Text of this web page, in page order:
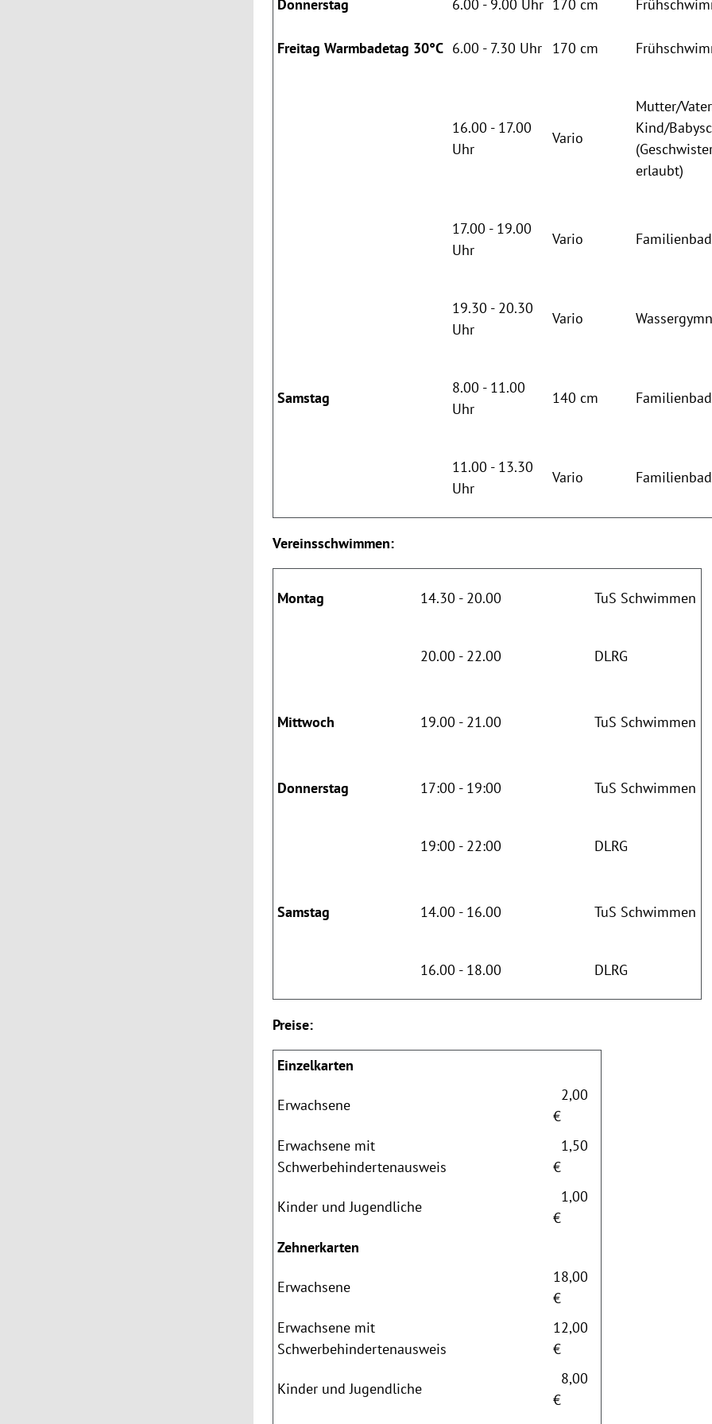
Donnerstag 6.00 - 9.00 Uhr 170 cm
Freitag Warmbadetag 30°C 6.00 - 7.30 Uhr 170 cm
16.00 - 17.00
Uhr
Vario
Mutter/
Kind/
erlaubt)
17.00 - 19.00
Uhr
Vario Familienbad
19.30 - 20.30
Uhr
Vario
Samstag
8.00 - 11.00
Uhr
140 cm Familienbad
11.00 - 13.30
Uhr
Vario Familienbad
Vereinsschwimmen:
Montag 14.30 - 20.00 TuS Schwimmen
20.00 - 22.00 DLRG
Mittwoch 19.00 - 21.00 TuS Schwimmen
Donnerstag 17:00 - 19:00 TuS Schwimmen
19:00 - 22:00 DLRG
Samstag 14.00 - 16.00 TuS Schwimmen
16.00 - 18.00 DLRG
Preise:
Einzelkarten
Erwachsene
2,00
€
Erwachsene mit
Schwerbehindertenausweis
1,50
€
Kinder und Jugendliche
1,00
€
Zehnerkarten
Erwachsene
18,00
€
Erwachsene mit
Schwerbehindertenausweis
12,00
€
Kinder und Jugendliche
8,00
€